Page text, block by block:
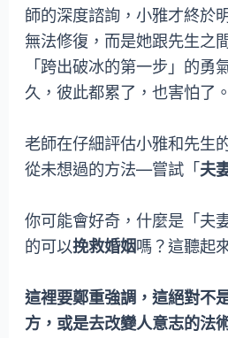
師的深度諮詢，小雅才終於
無法修復，而是她跟先生之
「跨出破冰的第一步」的勇
久，彼此都累了，也害怕了。
老師在仔細評估小雅和先生
從未想過的方法—嘗試「夫
你可能會好奇，什麼是「夫
的可以挽救婚姻嗎？這聽起
這裡要鄭重強調，這絕對不
方，或是去改變人意志的法